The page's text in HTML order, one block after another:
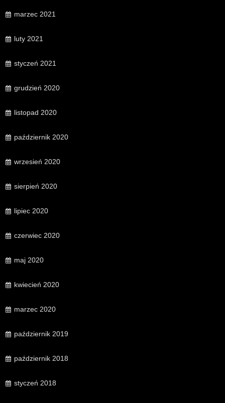
marzec 2021
luty 2021
styczeń 2021
grudzień 2020
listopad 2020
październik 2020
wrzesień 2020
sierpień 2020
lipiec 2020
czerwiec 2020
maj 2020
kwiecień 2020
marzec 2020
październik 2019
październik 2018
styczeń 2018